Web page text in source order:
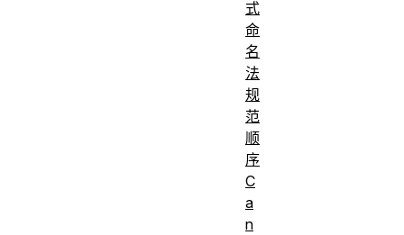
式
命
名
法
规
范
顺
序
C
a
n